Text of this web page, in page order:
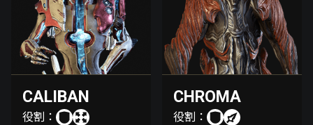
CALIBAN
役割：
CHROMA
役割：